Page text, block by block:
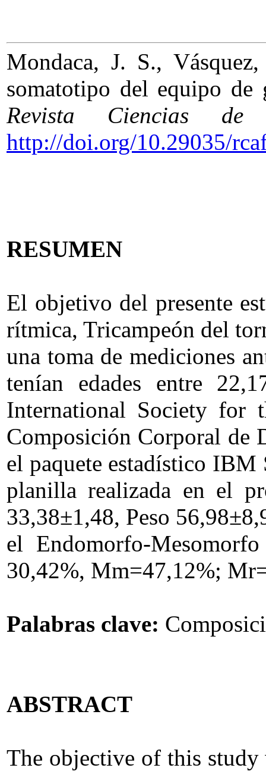
Mondaca, J. S.,
somatotipo del equipo
Revista Ciencias
http://doi.org/10.29035/
RESUMEN
El objetivo del presente
rítmica, Tricampeón del
una toma de mediciones
tenían edades entre
International Society for
Composición Corporal de
el paquete estadístico IBM
planilla realizada en el
33,38±1,48, Peso
el Endomorfo-
30,42%, Mm=47,12%;
Palabras clave:
ABSTRACT
The objective of this study